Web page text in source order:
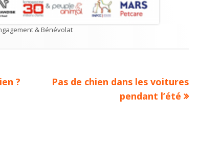
& Bénévolat
?
Next
Pas de chien dans les voitures
pendant l’été